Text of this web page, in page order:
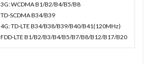
3G: WCDMA B1/B2/B4/B5/B8
TD-SCDMA B34/B39
4G: TD-LTE B34/B38/B39/B40/B41(120MHz)
FDD-LTE B1/B2/B3/B4/B5/B7/B8/B12/B17/B20